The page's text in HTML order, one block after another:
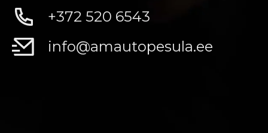
+372 520 6543
info@amautopesula.ee